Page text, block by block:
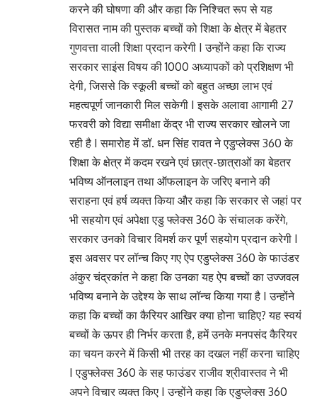
करने की घोषणा की और कहा कि निश्चित रूप से यह
विरासत नाम की पुस्तक बच्चों को शिक्षा के क्षेत्र में बेहतर
गुणवत्ता वाली शिक्षा प्रदान करेगी I उन्होंने कहा कि राज्य
सरकार साइंस विषय की 1000 अध्यापकों को प्रशिक्षण भी
देगी, जिससे कि स्कूली बच्चों को बहुत अच्छा लाभ एवं
महत्वपूर्ण जानकारी मिल सकेगी I इसके अलावा आगामी 27
फरवरी को विद्या समीक्षा केंद्र भी राज्य सरकार खोलने जा
रही है I समारोह में डॉ. धन सिंह रावत ने एडुप्लेक्स 360 के
शिक्षा के क्षेत्र में कदम रखने एवं छात्र-छात्राओं का बेहतर
भविष्य ऑनलाइन तथा ऑफलाइन के जरिए बनाने की
सराहना एवं हर्ष व्यक्त किया और कहा कि सरकार से जहां पर
भी सहयोग एवं अपेक्षा एडु फ्लेक्स 360 के संचालक करेंगे,
सरकार उनको विचार विमर्श कर पूर्ण सहयोग प्रदान करेगी I
इस अवसर पर लॉन्च किए गए ऐप एडुप्लेक्स 360 के फाउंडर
अंकुर चंद्रकांत ने कहा कि उनका यह ऐप बच्चों का उज्जवल
भविष्य बनाने के उद्देश्य के साथ लॉन्च किया गया है I उन्होंने
कहा कि बच्चों का कैरियर आखिर क्या होना चाहिए? यह स्वयं
बच्चों के ऊपर ही निर्भर करता है, हमें उनके मनपसंद कैरियर
का चयन करने में किसी भी तरह का दखल नहीं करना चाहिए
I एडुफ्लेक्स 360 के सह फाउंडर राजीव श्रीवास्तव ने भी
अपने विचार व्यक्त किए I उन्होंने कहा कि एडुप्लेक्स 360